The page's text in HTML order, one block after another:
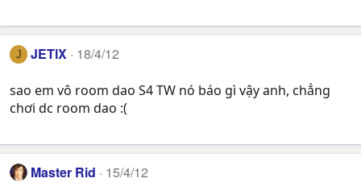
J JETlX 18/4/12
sao em vô room dao S4 TW nó báo gì vậy anh, chẳng
chơi dc room dao :(
Master Rid 15/4/12